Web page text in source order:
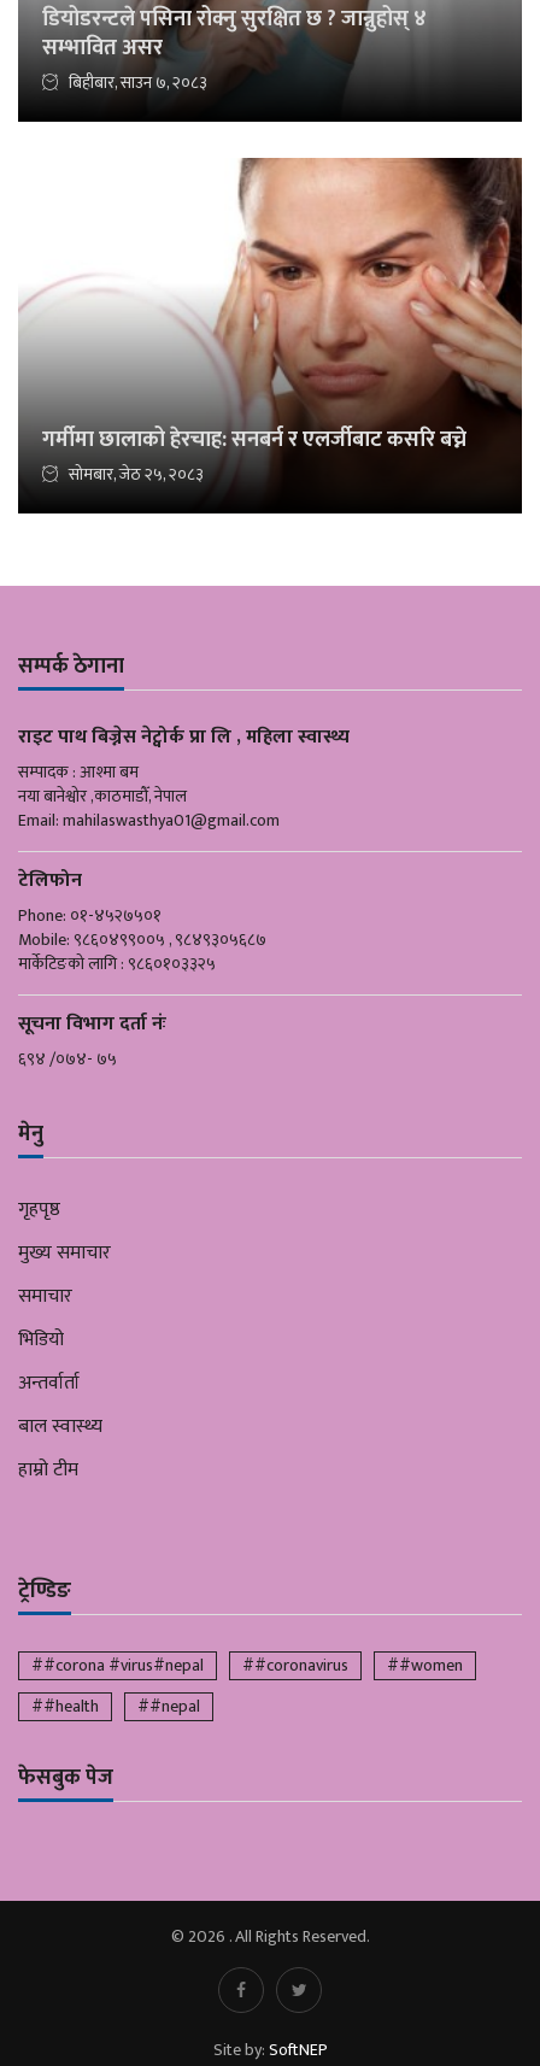
डियोडरन्टले पसिना रोक्नु सुरक्षित छ ? जान्नुहोस् ४
सम्भावित असर
बिहीबार, साउन ७, २०८३
गर्मीमा छालाको हेरचाह: सनबर्न र एलर्जीबाट कसरि बच्ने
सोमबार, जेठ २५, २०८३
सम्पर्क ठेगाना
राइट पाथ बिज्नेस नेट्वोर्क प्रा लि , महिला स्वास्थ्य
सम्पादक : आश्मा बम
नया बानेश्वोर ,काठमाडौँ, नेपाल
Email:mahilaswasthya01@gmail.com
टेलिफोन
Phone: ०१-४५२७५०१
Mobile: ९८६०४९९००५ , ९८४९३०५६८७
मार्केटिङको लागि : ९८६०१०३३२५
सूचना विभाग दर्ता नंः
६९४ /०७४- ७५
मेनु
गृहपृष्ठ
मुख्य समाचार
समाचार
भिडियो
अन्तर्वार्ता
बाल स्वास्थ्य
हाम्रो टीम
ट्रेण्डिङ
##corona #virus#nepal ##coronavirus
##women
##health
##nepal
फेसबुक पेज
© 2026 . All Rights Reserved.
Site by:SoftNEP